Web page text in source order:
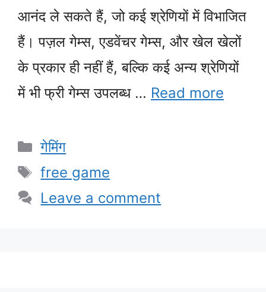
आनंद ले सकते हैं, जो कई श्रेणियों में विभाजित
हैं। पज़ल गेम्स, एडवेंचर गेम्स, और खेल खेलों
के प्रकार ही नहीं हैं, बल्कि कई अन्य श्रेणियों
में भी फ्री गेम्स उपलब्ध … Read more
Categories
गेमिंग
Tags
free game
Leave a comment